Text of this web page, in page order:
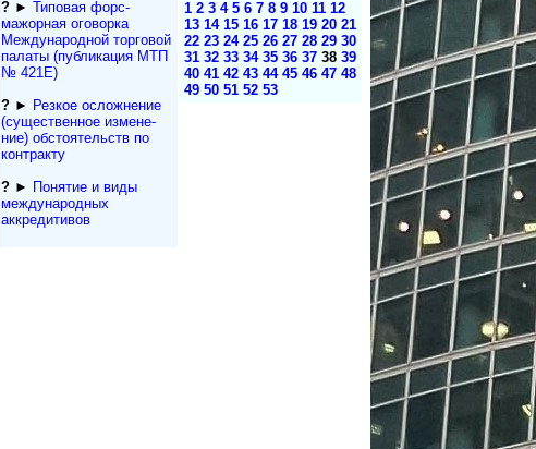
?► Типовая форс-
мажор­ная оговорка
Междуна­род­ной торговой
палаты (публикация МТП
№ 421Е)
?► Резкое осложнение
(сущест­вен­ное измене­
ние) обсто­ятельств по
контракту
?► Понятие и виды
международных
аккредитивов
1 2 3 4 5 6 7 8 9 10 11 12
13 14 15 16 17 18 19 20 21
22 23 24 25 26 27 28 29 30
31 32 33 34 35 36 37 38 39
40 41 42 43 44 45 46 47 48
49 50 51 52 53